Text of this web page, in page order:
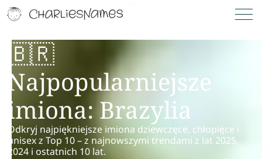
🇧🇷
Najpopularniejsze
imiona: Brazylia
Odkryj najpiękniejsze imiona dziewczęce, chłopięce i
unisex z Top 10 – z najnowszymi trendami z lat 2025,
2024 i ostatnich 10 lat.